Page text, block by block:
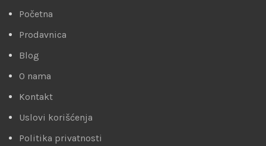
Početna
Prodavnica
Blog
O nama
Kontakt
Uslovi korišćenja
Politika privatnosti